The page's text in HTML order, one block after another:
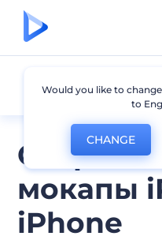
мокапы
iPhone
Мокапы iPhone
Would you like to
to
CHANGE